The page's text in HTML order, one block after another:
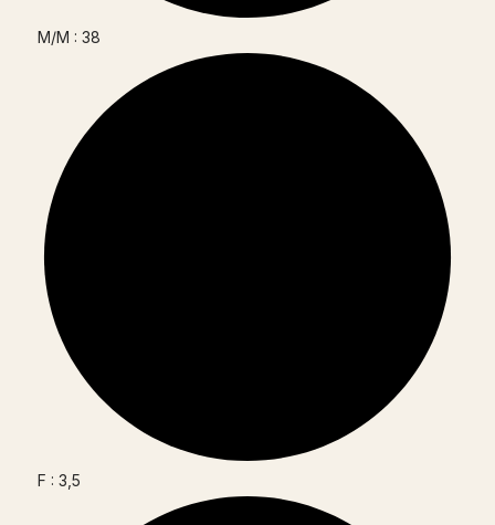
M/M : 38
F : 3,5